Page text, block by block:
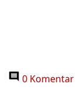
0 Komentar